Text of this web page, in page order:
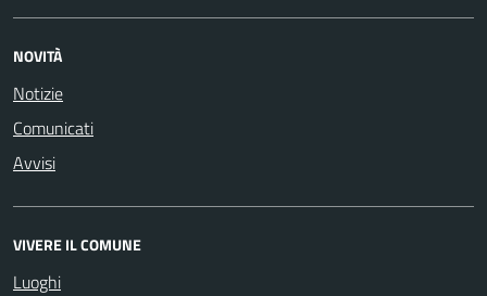
NOVITÀ
Notizie
Comunicati
Avvisi
VIVERE IL COMUNE
Luoghi